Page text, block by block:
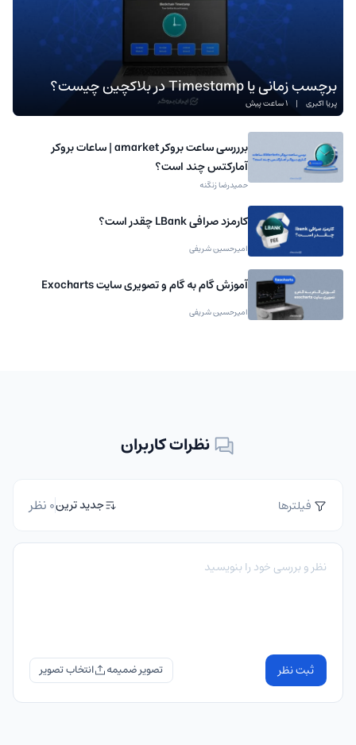
برچسب زمانی یا Timestamp در بلاکچین چیست؟
پریا اکبری | 1 ساعت پیش
برررسی ساعت بروکر amarket | ساعات بروکر
آمارکتس چند است؟
حمیدرضا زنگنه
کارمزد صرافی LBank چقدر است؟
امیرحسین شریفی
آموزش گام به گام و تصویری سایت Exocharts
امیرحسین شریفی
نظرات کاربران
فیلترها جدید ترین0 نظر
ثبت نظر تصویر ضمیمه